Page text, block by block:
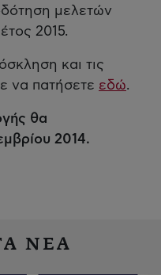
μελετών
2015.
και τις
να πατήσετε εδώ.
θα
2014.
ΝΕΑ